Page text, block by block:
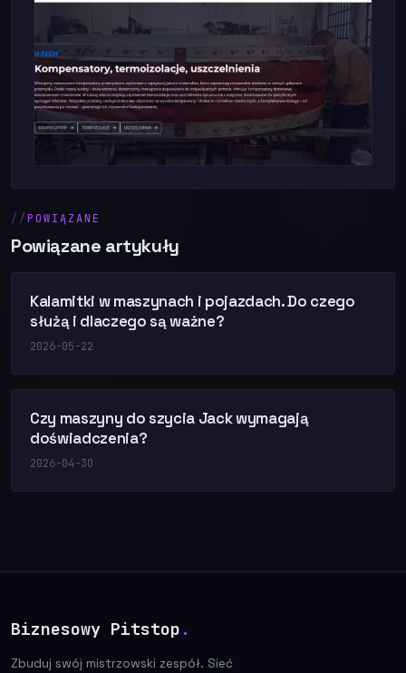
POWIĄZANE
Powiązane artykuły
Kalamitki w maszynach i pojazdach. Do czego
służą i dlaczego są ważne?
2026-05-22
Czy maszyny do szycia Jack wymagają
doświadczenia?
2026-04-30
Biznesowy Pitstop .
Zbuduj swój mistrzowski zespół. Sieć